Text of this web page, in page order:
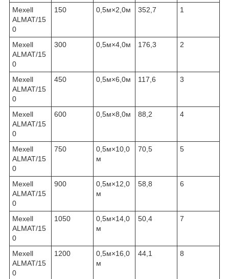
Mexell
ALMAT/15
0
150 0,5м×2,0м 352,7 1
Mexell
ALMAT/15
0
300 0,5м×4,0м 176,3 2
Mexell
ALMAT/15
0
450 0,5м×6,0м 117,6 3
Mexell
ALMAT/15
0
600 0,5м×8,0м 88,2 4
Mexell
ALMAT/15
0
750
0,5м×10,0
м
70,5 5
Mexell
ALMAT/15
0
900
0,5м×12,0
м
58,8 6
Mexell
ALMAT/15
0
1050
0,5м×14,0
м
50,4 7
Mexell
ALMAT/15
0
1200
0,5м×16,0
м
44,1 8